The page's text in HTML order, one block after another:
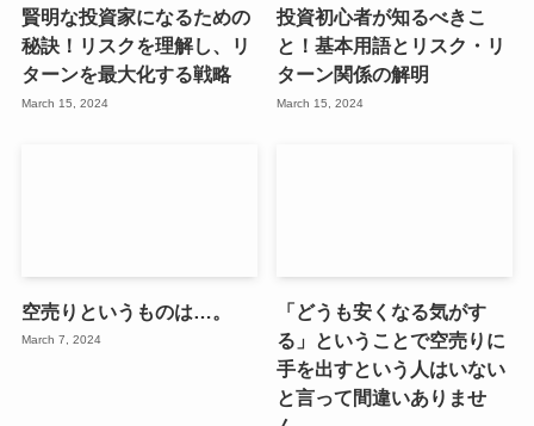
賢明な投資家になるための
秘訣！リスクを理解し、リ
ターンを最大化する戦略
March 15, 2024
投資初心者が知るべきこ
と！基本用語とリスク・リ
ターン関係の解明
March 15, 2024
空売りというものは…。
March 7, 2024
「どうも安くなる気がす
る」ということで空売りに
手を出すという人はいない
と言って間違いありませ